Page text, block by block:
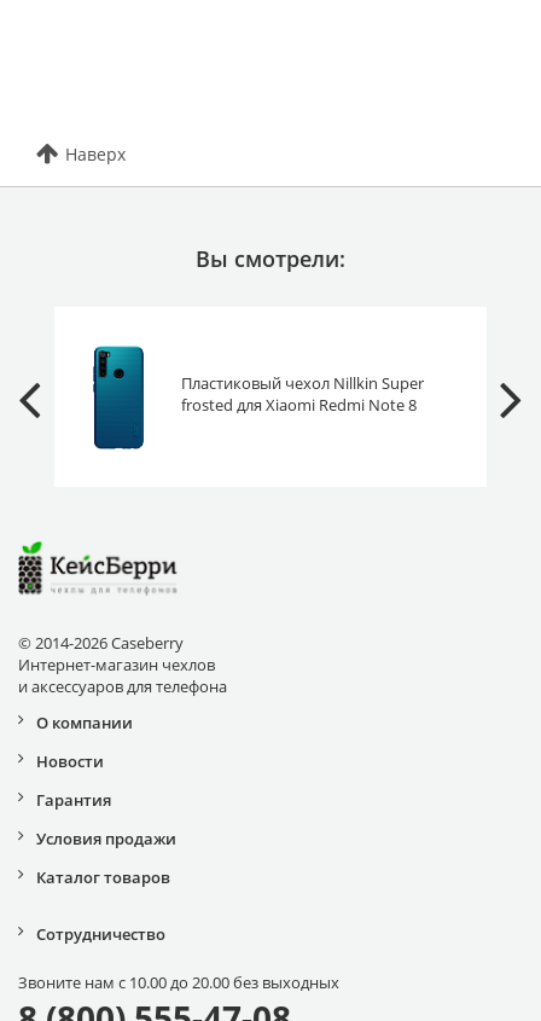
Наверх
Вы смотрели:
Пластиковый чехол Nillkin Super
frosted для Xiaomi Redmi Note 8
© 2014-2026 Caseberry
Интернет-магазин чехлов
и аксессуаров для телефона
О компании
Новости
Гарантия
Условия продажи
Каталог товаров
Сотрудничество
Звоните нам с 10.00 до 20.00 без выходных